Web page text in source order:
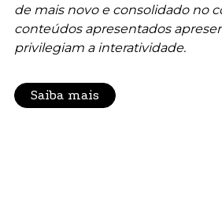
de mais novo e consolidado no
conteúdos apresentados
privilegiam a interatividade.
Saiba mais